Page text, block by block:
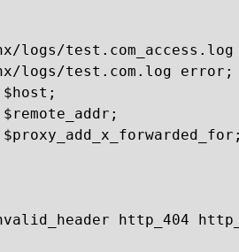
logs/test.com_access.log
logs/test.com.log error;
http_404